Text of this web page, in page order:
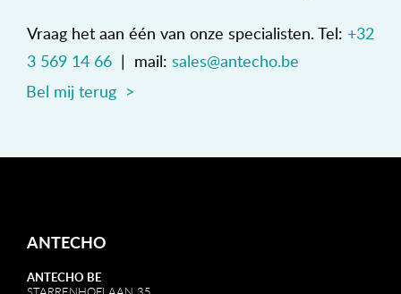
Vraag het aan één van onze specialisten. Tel: +32
3 569 14 66 | mail: sales@antecho.be
Bel mij terug >
ANTECHO
ANTECHO BE